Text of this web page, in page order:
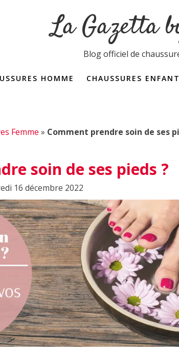
La Gazetta
Blog officiel de
HOMME CHAUSSURES ENFANT
Femme » Comment prendre soin de ses
soin de ses pieds ?
16 décembre 2022